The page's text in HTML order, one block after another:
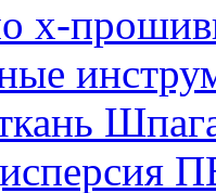
х-